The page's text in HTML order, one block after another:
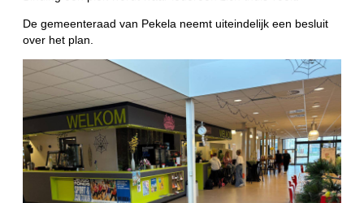
De gemeenteraad van Pekela neemt uiteindelijk een besluit
over het plan.